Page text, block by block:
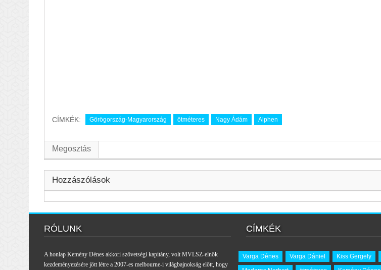
CÍMKÉK: Görögország-Magyarország ötméteres Nagy Ádám Alphen
Megosztás
Hozzászólások
RÓLUNK
A honlap Kemény Dénes akkori szövetségi kapitány, volt MVLSZ-elnök
kezdeményezésére jött létre a 2007-es melbourne-i világbajnokság előtt, hogy
CÍMKÉK
Varga Dénes Varga Dániel Kiss Gergely